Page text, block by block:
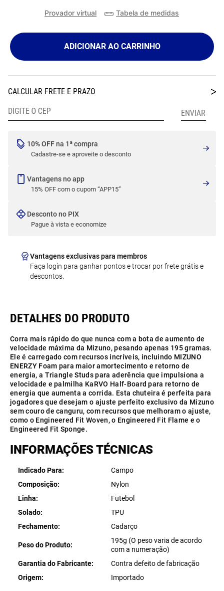
Provador virtual Tabela de medidas
ADICIONAR AO CARRINHO
10% OFF na 1ª compra
Cadastre-se e aproveite o desconto
Vantagens no app
15% OFF com o cupom “APP15”
Desconto no PIX
Pague à vista e economize
Vantagens exclusivas para membros
Faça login para ganhar pontos e trocar por frete grátis e
descontos.
Corra mais rápido do que nunca com a bota de aumento de
velocidade máxima da Mizuno, pesando apenas 195 gramas.
Ele é carregado com recursos incríveis, incluindo MIZUNO
ENERZY Foam para maior amortecimento e retorno de
energia, a Triangle Studs para aderência que impulsiona a
velocidade e palmilha KaRVO Half-Board para retorno de
energia que aumenta a corrida. Esta chuteira é perfeita para
jogadores que desejam o ajuste perfeito exclusivo da Mizuno
sem couro de canguru, com recursos que melhoram o ajuste,
como o Engineered Fit Woven, o Engineered Fit Flame e o
Engineered Fit Sponge.
INFORMAÇÕES TÉCNICAS
Indicado Para
Campo
Composição
Nylon
Linha
Futebol
Solado
TPU
Fechamento
Cadarço
Peso do Produto
195g (O peso varia de acordo
com a numeração)
Garantia do Fabricante
Contra defeito de fabricação
Origem
Importado